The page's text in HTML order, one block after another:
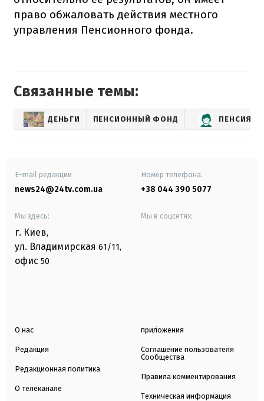
право обжаловать действия местного
управления Пенсионного фонда.
Связанные темы:
ДЕНЬГИ ПЕНСИОННЫЙ ФОНД ПЕНСИЯ
E-mail редакции
news24@24tv.com.ua
Номер телефона:
+38 044 390 5077
Мы здесь:
г. Киев,
ул. Владимирская 61/11,
офис 50
Мы в соцсетях:
О нас
Редакция
Редакционная политика
О телеканале
приложения
Соглашение пользователя
Сообщества
Правила комментирования
Техническая информация